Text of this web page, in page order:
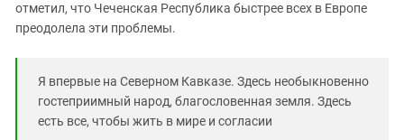
отметил, что Чеченская Республика быстрее всех в Европе
преодолела эти проблемы.
Я впервые на Северном Кавказе. Здесь необыкновенно
гостеприимный народ, благословенная земля. Здесь
есть все, чтобы жить в мире и согласии